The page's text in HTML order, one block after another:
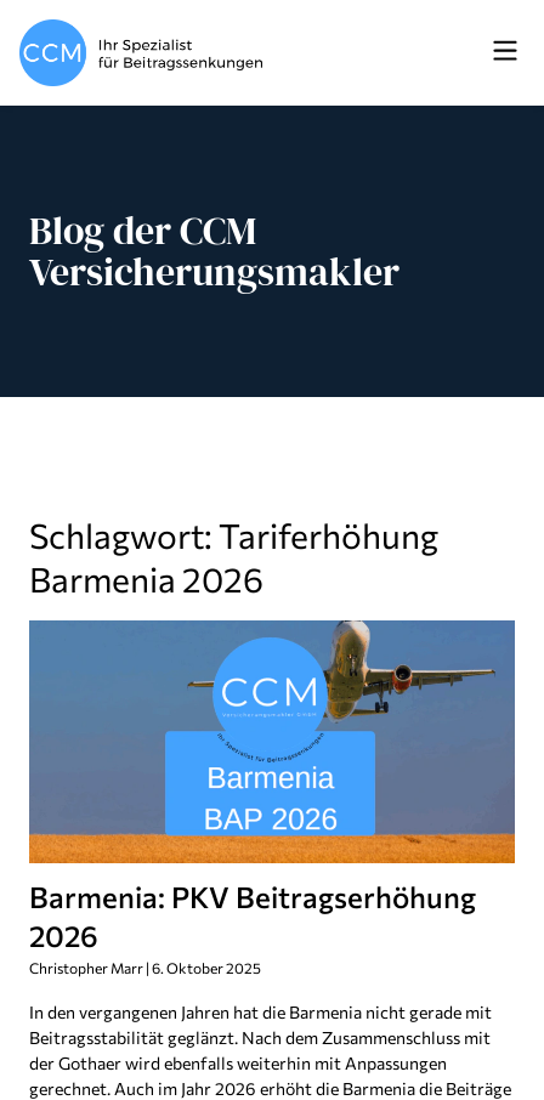
Blog der CCM
Versicherungsmakler
Schlagwort: Tariferhöhung
Barmenia 2026
Barmenia: PKV Beitragserhöhung
2026
Christopher Marr 6. Oktober 2025
In den vergangenen Jahren hat die Barmenia nicht gerade mit
Beitragsstabilität geglänzt. Nach dem Zusammenschluss mit
der Gothaer wird ebenfalls weiterhin mit Anpassungen
gerechnet. Auch im Jahr 2026 erhöht die Barmenia die Beiträge